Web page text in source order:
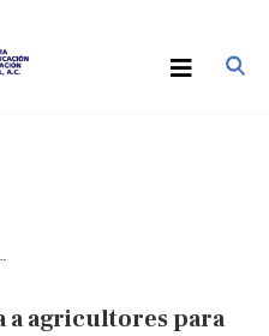
a agricultores para